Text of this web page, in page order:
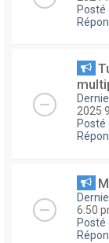
Posté
2025
Posté
6:50
Posté